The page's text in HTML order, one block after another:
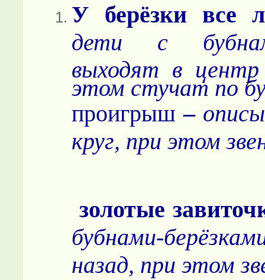
У берёзки все
дети с
выходят в
этом стучат по
проигрыш–
круг, при этом
золотые
бубнами-
назад, при этом